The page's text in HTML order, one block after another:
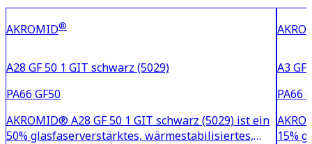
AKROMID®
A28 GF 50 1 GIT schwarz (5029)
PA66 GF50
AKROMID® A28 GF 50 1 GIT schwarz (5029) ist ein
50% glasfaserverstärktes, wärmestabilisiertes,
A3
PA66
15%